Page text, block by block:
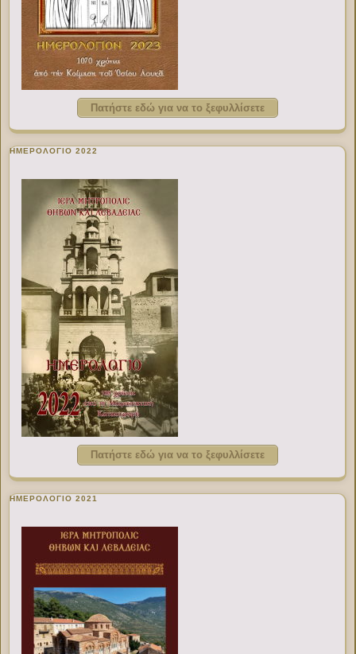
Πατήστε εδώ για να το ξεφυλλίσετε
ΗΜΕΡΟΛΟΓΙΟ 2022
Πατήστε εδώ για να το ξεφυλλίσετε
ΗΜΕΡΟΛΟΓΙΟ 2021